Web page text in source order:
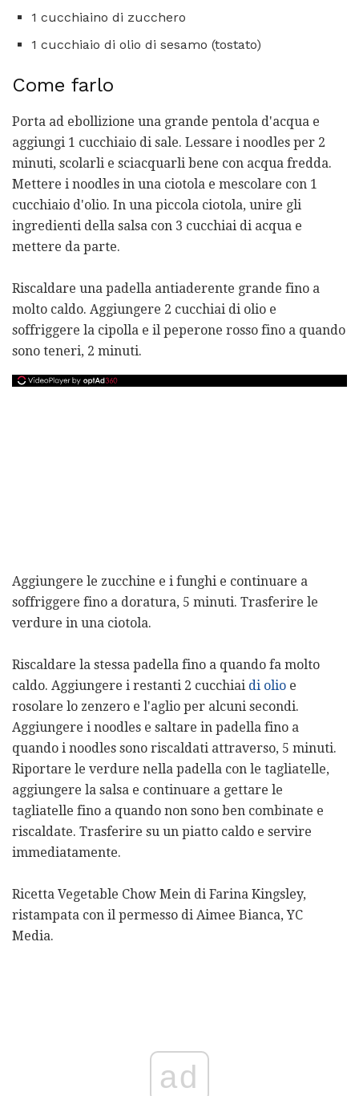
1 cucchiaino di zucchero
1 cucchiaio di olio di sesamo (tostato)
Come farlo
Porta ad ebollizione una grande pentola d'acqua e
aggiungi 1 cucchiaio di sale. Lessare i noodles per 2
minuti, scolarli e sciacquarli bene con acqua fredda.
Mettere i noodles in una ciotola e mescolare con 1
cucchiaio d'olio. In una piccola ciotola, unire gli
ingredienti della salsa con 3 cucchiai di acqua e
mettere da parte.
Riscaldare una padella antiaderente grande fino a
molto caldo. Aggiungere 2 cucchiai di olio e
soffriggere la cipolla e il peperone rosso fino a quando
sono teneri, 2 minuti.
Aggiungere le zucchine e i funghi e continuare a
soffriggere fino a doratura, 5 minuti. Trasferire le
verdure in una ciotola.
Riscaldare la stessa padella fino a quando fa molto
caldo. Aggiungere i restanti 2 cucchiai di olio e
rosolare lo zenzero e l'aglio per alcuni secondi.
Aggiungere i noodles e saltare in padella fino a
quando i noodles sono riscaldati attraverso, 5 minuti.
Riportare le verdure nella padella con le tagliatelle,
aggiungere la salsa e continuare a gettare le
tagliatelle fino a quando non sono ben combinate e
riscaldate. Trasferire su un piatto caldo e servire
immediatamente.
Ricetta Vegetable Chow Mein di Farina Kingsley,
ristampata con il permesso di Aimee Bianca, YC
Media.
ad